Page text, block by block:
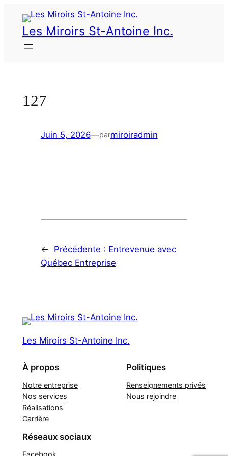
Les Miroirs St-Antoine Inc.
127
Juin 5, 2026—parmiroiradmin
← Précédente : Entrevenue avec
Québec Entreprise
Les Miroirs St-Antoine Inc.
À propos
Notre entreprise
Nos services
Réalisations
Carrière
Politiques
Renseignements privés
Nous rejoindre
Réseaux sociaux